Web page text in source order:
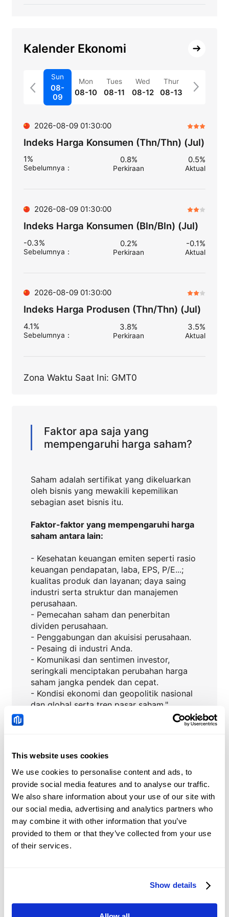
This website uses cookies
We use cookies to personalise content and ads, to
provide social media features and to analyse our traffic.
We also share information about your use of our site with
our social media, advertising and analytics partners who
may combine it with other information that you’ve
provided to them or that they’ve collected from your use
of their services.
Show details
Kalender Ekonomi
Sun
08-
09
Mon
08-10
Tues
08-11
Wed
08-12
Thur
08-13
2026-08-09 01:30:00
Indeks Harga Konsumen (Thn/Thn) (Jul)
1%
Sebelumnya ：
0.8%
Perkiraan
0.5%
Aktual
2026-08-09 01:30:00
Indeks Harga Konsumen (Bln/Bln) (Jul)
-0.3%
Sebelumnya ：
0.2%
Perkiraan
-0.1%
Aktual
2026-08-09 01:30:00
Indeks Harga Produsen (Thn/Thn) (Jul)
4.1%
Sebelumnya ：
3.8%
Perkiraan
3.5%
Aktual
Zona Waktu Saat Ini: GMT0
Faktor apa saja yang
mempengaruhi harga saham?
Saham adalah sertifikat yang dikeluarkan
oleh bisnis yang mewakili kepemilikan
sebagian aset bisnis itu.
Faktor-faktor yang mempengaruhi harga
saham antara lain:
- Kesehatan keuangan emiten seperti rasio
keuangan pendapatan, laba, EPS, P/E...;
kualitas produk dan layanan; daya saing
industri serta struktur dan manajemen
perusahaan.
- Pemecahan saham dan penerbitan
dividen perusahaan.
- Penggabungan dan akuisisi perusahaan.
- Pesaing di industri Anda.
- Komunikasi dan sentimen investor,
seringkali menciptakan perubahan harga
saham jangka pendek dan cepat.
- Kondisi ekonomi dan geopolitik nasional
dan global serta tren pasar saham."
GMBerita
Tiongkok: Permintaan
kredit dan tren likuiditas
– DBS
2026-08-08 05:51:40 (GMT+0)
kisaran bertahan
terhadap Dolar AS – UOB